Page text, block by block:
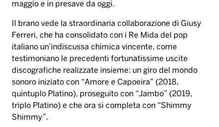
maggio e in presave da oggi.
Il brano vede la straordinaria collaborazione di Giusy
Ferreri, che ha consolidato con i Re Mida del pop
italiano un’indiscussa chimica vincente, come
testimoniano le precedenti fortunatissime uscite
discografiche realizzate insieme: un giro del mondo
sonoro iniziato con “Amore e Capoeira” (2018,
quintuplo Platino), proseguito con “Jambo” (2019,
triplo Platino) e che ora si completa con “Shimmy
Shimmy”.